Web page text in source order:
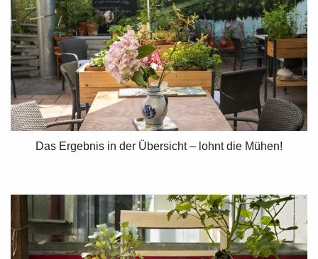
Das Ergebnis in der Übersicht – lohnt die Mühen!